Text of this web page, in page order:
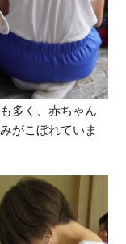
多く、赤ちゃん
がこぼれていま